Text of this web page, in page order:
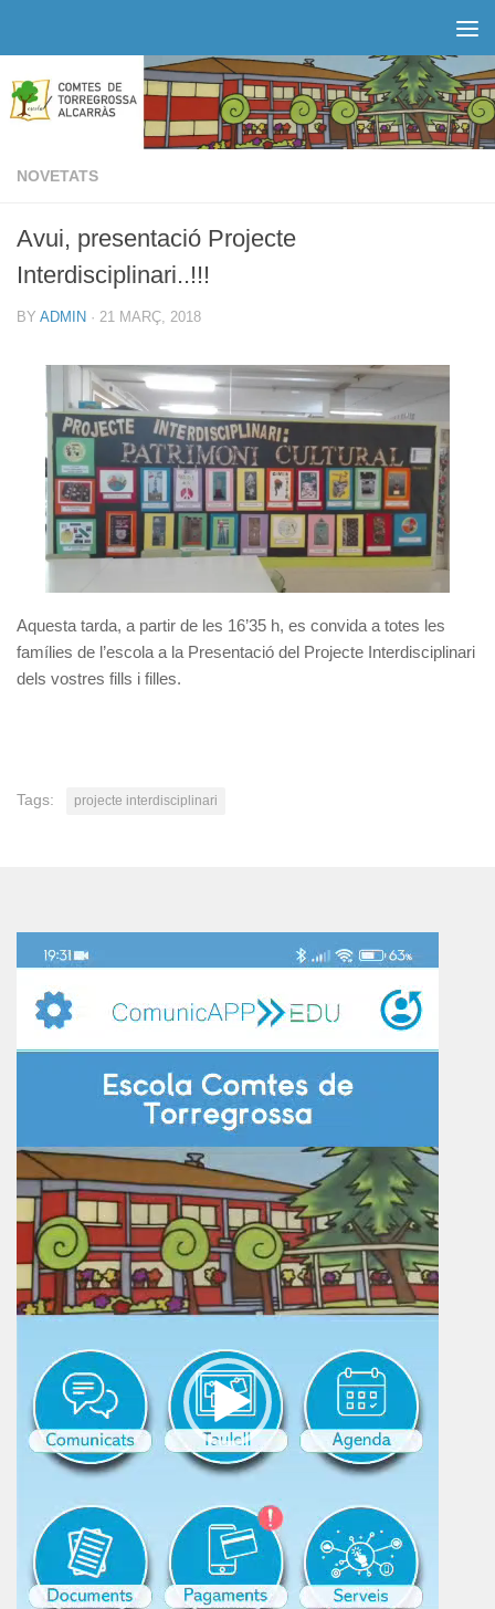
NOVETATS
Avui, presentació Projecte
Interdisciplinari..!!!
BY ADMIN · 21 MARÇ, 2018
Aquesta tarda, a partir de les 16’35 h, es convida a totes les
famílies de l’escola a la Presentació del Projecte Interdisciplinari
dels vostres fills i filles.
Tags: projecte interdisciplinari
de
vídeo